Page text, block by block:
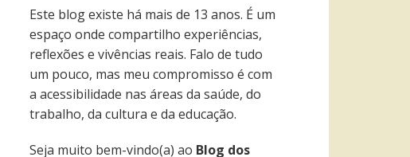
Este blog existe há mais de 13 anos. É um
espaço onde compartilho experiências,
reflexões e vivências reais. Falo de tudo
um pouco, mas meu compromisso é com
a acessibilidade nas áreas da saúde, do
trabalho, da cultura e da educação.
Seja muito bem-vindo(a) ao Blog dos